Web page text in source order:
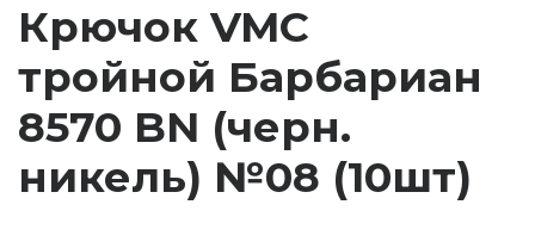
Крючок VMC
тройной Барбариан
8570 BN (черн.
никель) №08 (10шт)